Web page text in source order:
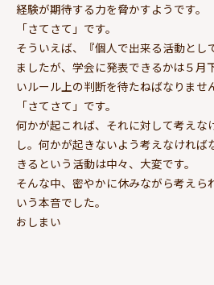
経験が期待する力を脅かすようです。
「さてさて」です。
そういえば、『個人で出来る活動とし
ましたが、学会に発表できるかは５月
いルール上の判断を待たねばなりませ
「さてさて」です。
何かが起これば、それに対して考えな
し。何かが起きないよう考えなければ
きるという活動は中々、大変です。
そんな中、密やかに休みながら考えら
いう本音でした。
おしまい